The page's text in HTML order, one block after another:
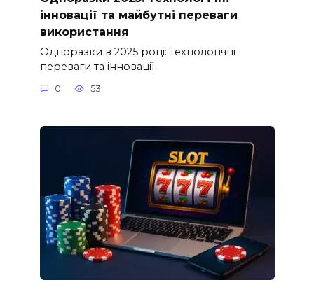
інновації та майбутні переваги
використання
Одноразки в 2025 році: технологічні
переваги та інновації
0 53